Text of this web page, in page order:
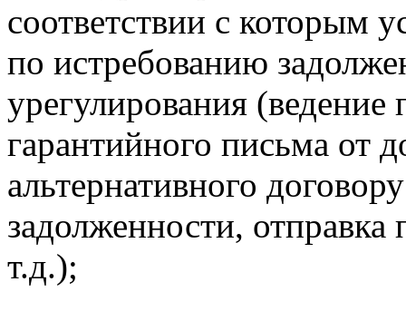
соответствии с которым
по истребованию
урегулирования (ведение
гарантийного письма от
альтернативного
задолженности, отправка
т.д.);